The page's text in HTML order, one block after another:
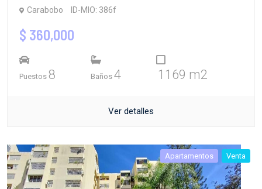
Carabobo ID-MIO: 386f
$ 360,000
Puestos 8 Baños 4 1169 m2
Ver detalles
Apartamentos Venta